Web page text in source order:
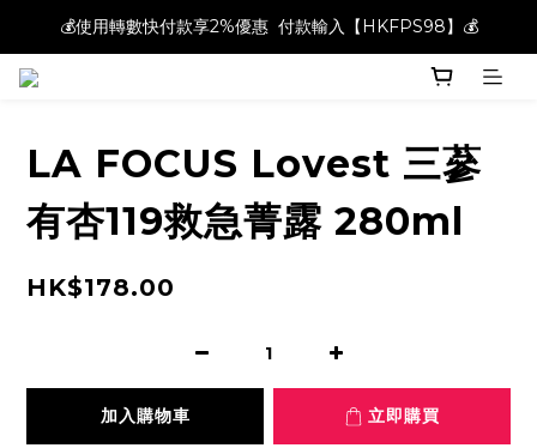
💰使用轉數快付款享2%優惠  付款輸入【HKFPS98】💰
💰使用轉數快付款享2%優惠  付款輸入【HKFPS98】💰
新註冊會員即享$20購物金｜全店滿$400本地免運費📦!
LA FOCUS Lovest 三蔘
有杏119救急菁露 280ml
HK$178.00
加入購物車 立即購買